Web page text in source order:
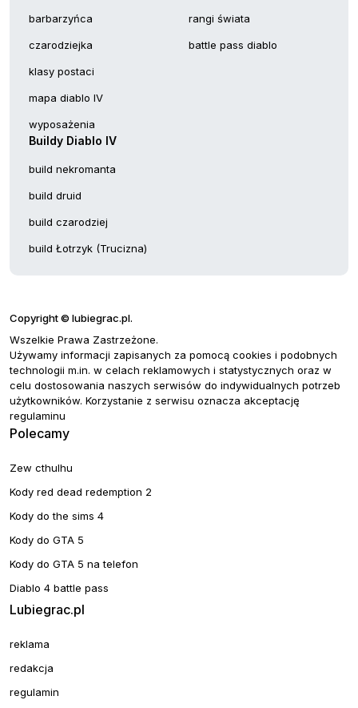
barbarzyńca
czarodziejka
klasy postaci
mapa diablo IV
wyposażenia
rangi świata
battle pass diablo
Buildy Diablo IV
build nekromanta
build druid
build czarodziej
build Łotrzyk (Trucizna)
Copyright © lubiegrac.pl.
Wszelkie Prawa Zastrzeżone.
Używamy informacji zapisanych za pomocą cookies i podobnych
technologii m.in. w celach reklamowych i statystycznych oraz w
celu dostosowania naszych serwisów do indywidualnych potrzeb
użytkowników. Korzystanie z serwisu oznacza akceptację
regulaminu
Polecamy
Zew cthulhu
Kody red dead redemption 2
Kody do the sims 4
Kody do GTA 5
Kody do GTA 5 na telefon
Diablo 4 battle pass
Lubiegrac.pl
reklama
redakcja
regulamin